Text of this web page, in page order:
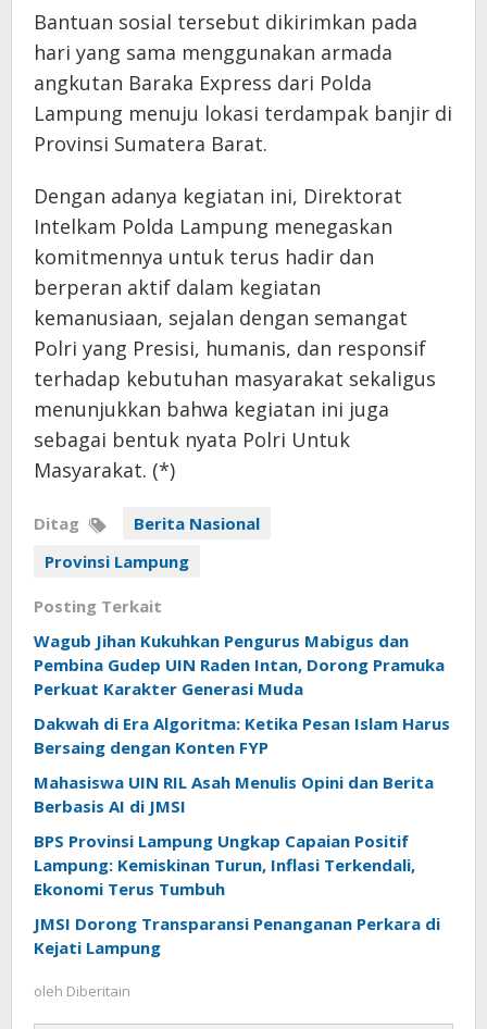
Bantuan sosial tersebut dikirimkan pada
hari yang sama menggunakan armada
angkutan Baraka Express dari Polda
Lampung menuju lokasi terdampak banjir di
Provinsi Sumatera Barat.
Dengan adanya kegiatan ini, Direktorat
Intelkam Polda Lampung menegaskan
komitmennya untuk terus hadir dan
berperan aktif dalam kegiatan
kemanusiaan, sejalan dengan semangat
Polri yang Presisi, humanis, dan responsif
terhadap kebutuhan masyarakat sekaligus
menunjukkan bahwa kegiatan ini juga
sebagai bentuk nyata Polri Untuk
Masyarakat. (*)
Ditag
Berita Nasional
Provinsi Lampung
Posting Terkait
Wagub Jihan Kukuhkan Pengurus Mabigus dan
Pembina Gudep UIN Raden Intan, Dorong Pramuka
Perkuat Karakter Generasi Muda
Dakwah di Era Algoritma: Ketika Pesan Islam Harus
Bersaing dengan Konten FYP
Mahasiswa UIN RIL Asah Menulis Opini dan Berita
Berbasis AI di JMSI
BPS Provinsi Lampung Ungkap Capaian Positif
Lampung: Kemiskinan Turun, Inflasi Terkendali,
Ekonomi Terus Tumbuh
JMSI Dorong Transparansi Penanganan Perkara di
Kejati Lampung
oleh Diberitain